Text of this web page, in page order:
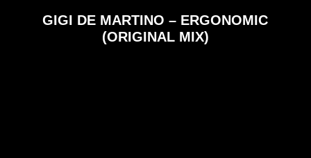
GIGI DE MARTINO – ERGONOMIC
(ORIGINAL MIX)